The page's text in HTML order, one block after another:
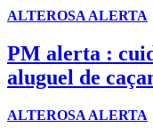
ALTEROSA ALERTA
PM alerta :
aluguel de
ALTEROSA ALERTA